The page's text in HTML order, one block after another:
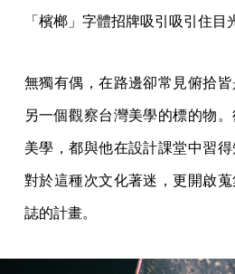
「檳榔」字體招牌吸引吸引住目
無獨有偶，在路邊卻常見俯拾
另一個觀察台灣美學的標的物
美學，都與他在設計課堂中習
對於這種次文化著迷，更開啟
誌的計畫。